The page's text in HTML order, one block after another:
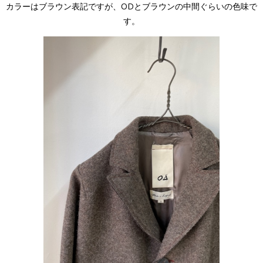
カラーはブラウン表記ですが、ODとブラウンの中間ぐらいの色味で
す。